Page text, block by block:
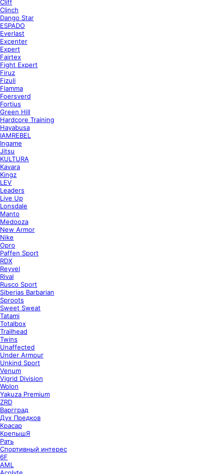
Cliff
Clinch
Dango Star
ESPADO
Everlast
Excenter
Expert
Fairtex
Fight Expert
Firuz
Fizuli
Flamma
Foersverd
Fortius
Green Hill
Hardcore Training
Hayabusa
IAMREBEL
Ingame
Jitsu
KULTURA
Kavara
Kingz
LEV
Leaders
Live Up
Lonsdale
Manto
Medooza
New Armor
Nike
Opro
Paffen Sport
RDX
Reyvel
Rival
Rusco Sport
Siberias Barbarian
Sproots
Sweet Sweat
Tatami
Totalbox
Trailhead
Twins
Unaffected
Under Armour
Unkind Sport
Venum
Vigrid Division
Wolon
Yakuza Premium
ZRD
Варгград
Дух Предков
Красар
КрепышЯ
Рать
Спортивный интерес
6F
AML